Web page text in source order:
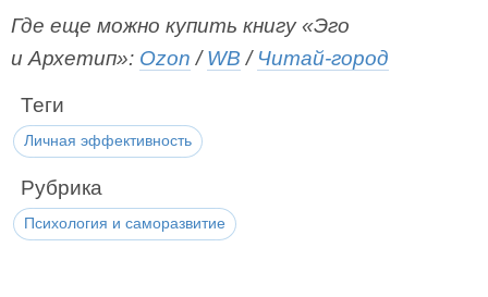
Где еще можно купить книгу «Эго
и Архетип»: Ozon /WB / Читай-город
Теги
Личная эффективность
Рубрика
Психология и саморазвитие